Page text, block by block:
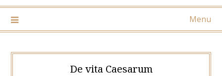
Menu
De vita Caesarum